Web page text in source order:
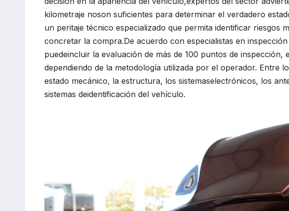
kilometraje noson suficientes para determinar el verdadero
un peritaje técnico especializado que permita identificar riesgos
concretar la compra.De acuerdo con especialistas en
puedeincluir la evaluación de más de 100 puntos de
dependiendo de la metodología utilizada por el operador. Entre
estado mecánico, la estructura, los sistemaselectrónicos, los
sistemas deidentificación del vehículo.